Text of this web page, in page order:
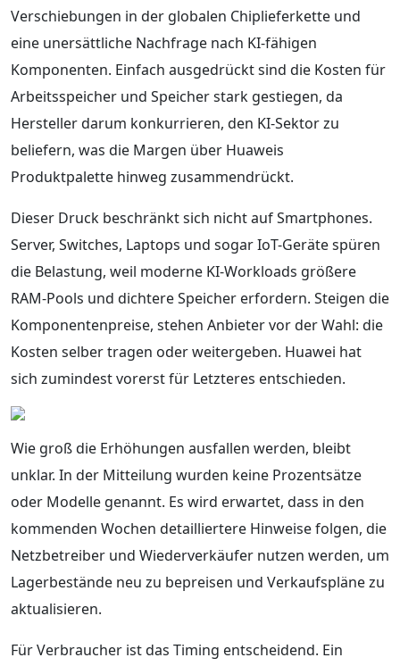
Verschiebungen in der globalen Chiplieferkette und
eine unersättliche Nachfrage nach KI-fähigen
Komponenten. Einfach ausgedrückt sind die Kosten für
Arbeitsspeicher und Speicher stark gestiegen, da
Hersteller darum konkurrieren, den KI-Sektor zu
beliefern, was die Margen über Huaweis
Produktpalette hinweg zusammendrückt.
Dieser Druck beschränkt sich nicht auf Smartphones.
Server, Switches, Laptops und sogar IoT-Geräte spüren
die Belastung, weil moderne KI-Workloads größere
RAM-Pools und dichtere Speicher erfordern. Steigen die
Komponentenpreise, stehen Anbieter vor der Wahl: die
Kosten selber tragen oder weitergeben. Huawei hat
sich zumindest vorerst für Letzteres entschieden.
Wie groß die Erhöhungen ausfallen werden, bleibt
unklar. In der Mitteilung wurden keine Prozentsätze
oder Modelle genannt. Es wird erwartet, dass in den
kommenden Wochen detailliertere Hinweise folgen, die
Netzbetreiber und Wiederverkäufer nutzen werden, um
Lagerbestände neu zu bepreisen und Verkaufspläne zu
aktualisieren.
Für Verbraucher ist das Timing entscheidend. Ein